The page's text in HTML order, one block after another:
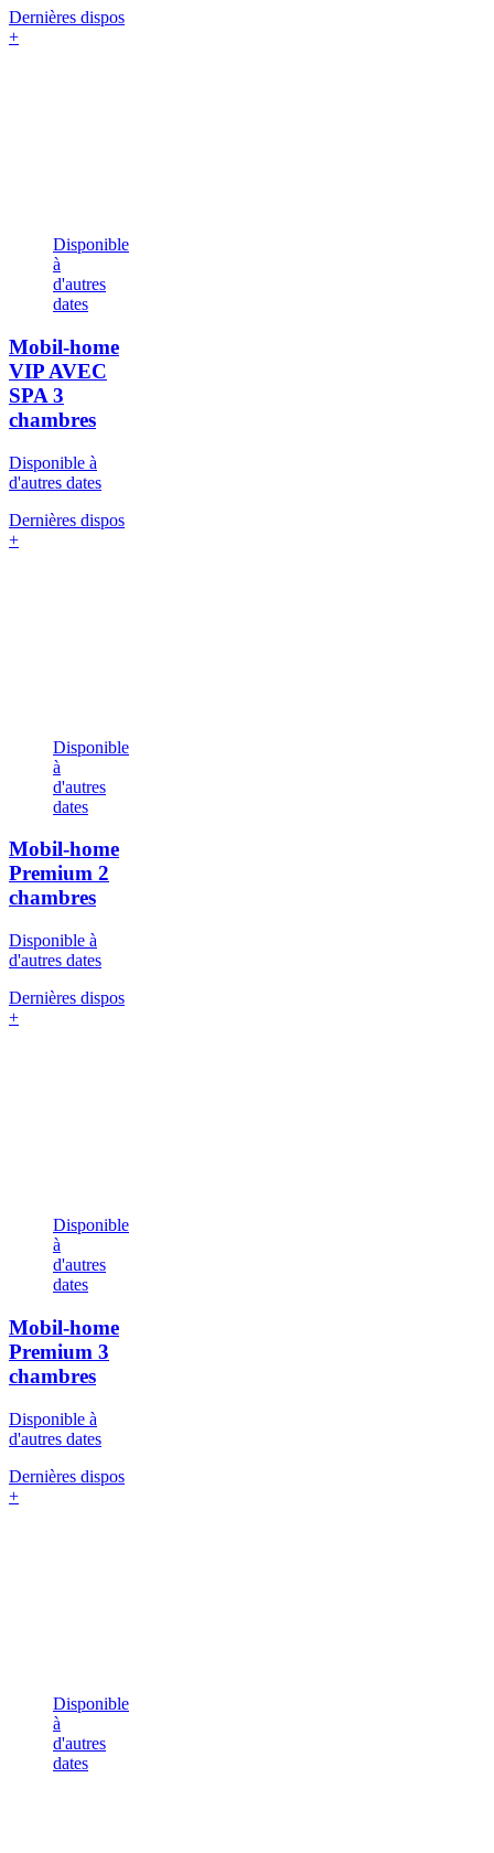
Dernières dispos
+
Disponible
à
d'autres
dates
Mobil-home
VIP AVEC
SPA 3
chambres
Disponible à
d'autres dates
Dernières dispos
+
Disponible
à
d'autres
dates
Mobil-home
Premium 2
chambres
Disponible à
d'autres dates
Dernières dispos
+
Disponible
à
d'autres
dates
Mobil-home
Premium 3
chambres
Disponible à
d'autres dates
Dernières dispos
+
Disponible
à
d'autres
dates